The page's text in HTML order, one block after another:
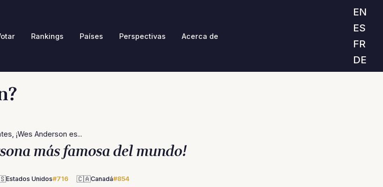
Rankings Países Perspectivas Acerca de
EN
ES
FR
DE
¡Wes Anderson es...
más famosa del mundo!
Estados Unidos#716 🇨🇦Canadá#854